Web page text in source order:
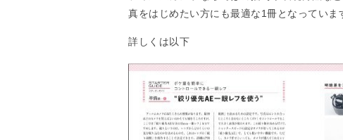
真をはじめたい方にも最適な1冊となっていま
詳しくは以下